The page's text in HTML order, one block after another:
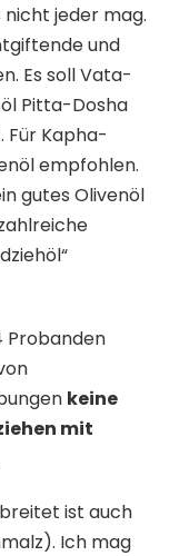
jeder mag.
und
Es soll Vata-
Pitta-Dosha
Für Kapha-
empfohlen.
gutes Olivenöl
Probanden
keine
mit
ist auch
Ich mag